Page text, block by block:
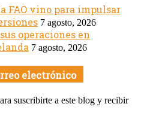
FAO vino para impulsar
7 agosto, 2026
operaciones en
7 agosto, 2026
electrónico
suscribirte a este blog y recibir